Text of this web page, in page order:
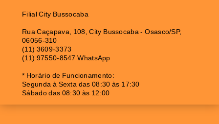
Filial City Bussocaba
Rua Caçapava, 108, City Bussocaba - Osasco/SP,
06056-310
(11) 3609-3373
(11) 97550-8547 WhatsApp
* Horário de Funcionamento:
Segunda à Sexta das 08:30 às 17:30
Sábado das 08:30 às 12:00